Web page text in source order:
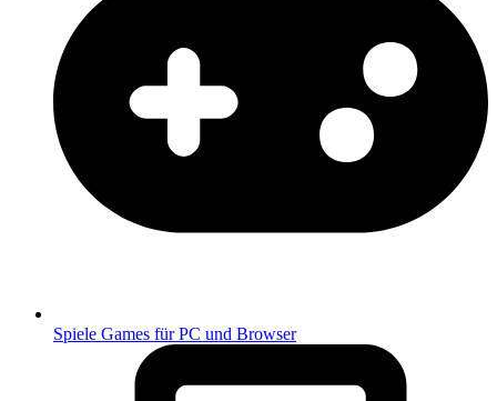
Spiele Games für PC und Browser